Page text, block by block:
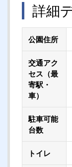
詳細
公園住所
交通アク
セス（最
寄駅・
車）
駐車可能
台数
トイレ